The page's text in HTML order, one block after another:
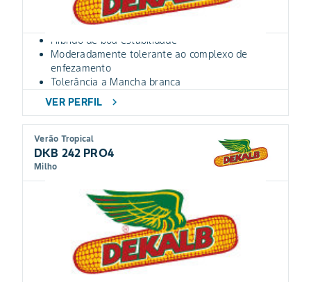
Híbrido de boa estabilidade
Moderadamente tolerante ao complexo de
enfezamento
Tolerância a Mancha branca
VER PERFIL
chevron_right
Verão Tropical
DKB 242 PRO4
Milho